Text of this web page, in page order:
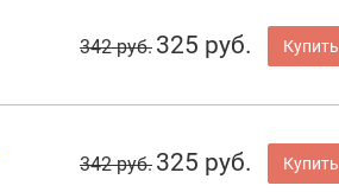
342 руб. 325 руб. Купить
342 руб. 325 руб. Купить